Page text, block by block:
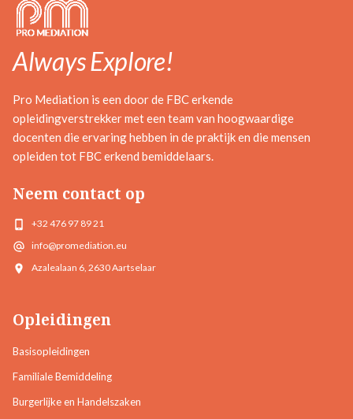
Always Explore!
Pro Mediation is een door de FBC erkende
opleidingverstrekker met een team van hoogwaardige
docenten die ervaring hebben in de praktijk en die mensen
opleiden tot FBC erkend bemiddelaars.
Neem contact op
+32 476 97 89 21
info@promediation.eu
Azalealaan 6, 2630 Aartselaar
Opleidingen
Basisopleidingen
Familiale Bemiddeling
Burgerlijke en Handelszaken